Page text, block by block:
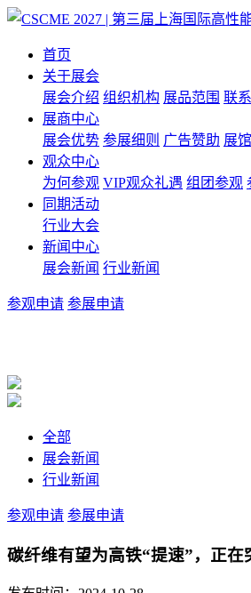
首页
关于展会
展会介绍 组织机构 展品范围 联
展商中心
展会优势 参展细则 广告赞助 展
观众中心
为何参观 VIP观众礼遇 组团参观
同期活动
行业大会
新闻中心
展会新闻 行业新闻
参观申请 参展申请
全部
展会新闻
行业新闻
参观申请 参展申请
碳纤维有望为高铁“提速”，正在